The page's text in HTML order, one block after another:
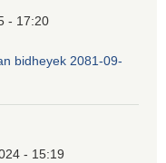
- 17:20
bidheyek 2081-09-
- 15:19